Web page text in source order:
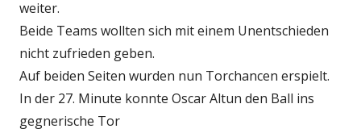
weiter.
Beide Teams wollten sich mit einem Unentschieden
nicht zufrieden geben.
Auf beiden Seiten wurden nun Torchancen erspielt.
In der 27. Minute konnte Oscar Altun den Ball ins
gegnerische Tor